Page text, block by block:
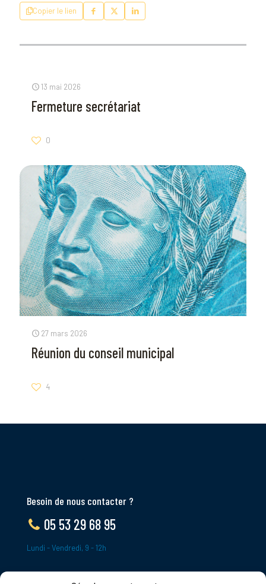
Copier le lien
13 mai 2026
Fermeture secrétariat
0
27 mars 2026
Réunion du conseil municipal
4
Besoin de nous contacter ?
05 53 29 68 95
Lundi - Vendredi, 9 - 12h